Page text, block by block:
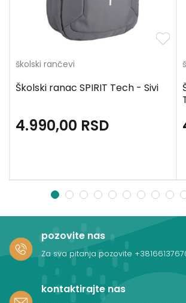
školski rančevi
Školski ranac SPIRIT Tech - Sivi
4.990,00 RSD
1 2 3 4 5 6 7 8 9
pozovite nas
Za sva pitanja pozovite
kontaktirajte nas